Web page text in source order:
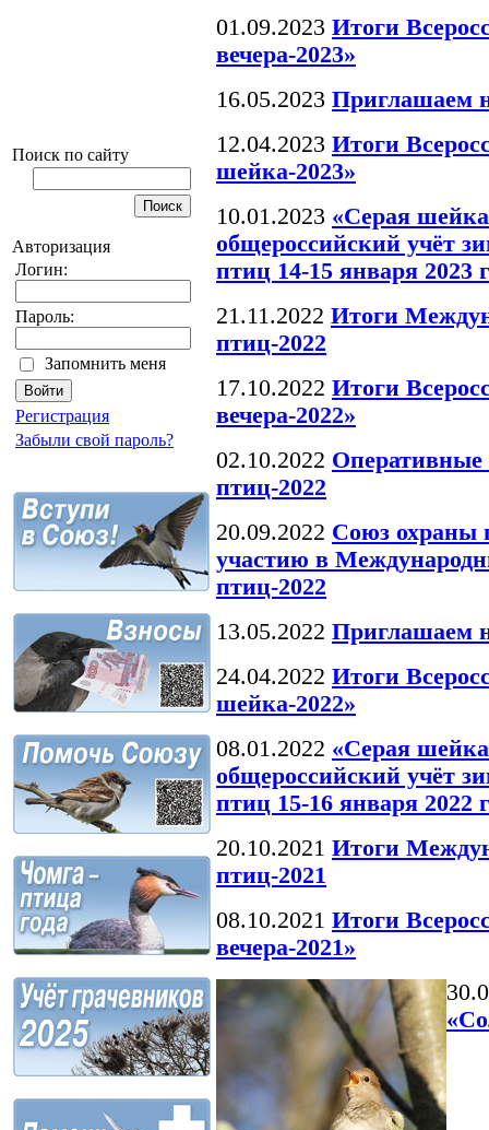
Поиск по сайту
Авторизация
Логин:
Пароль:
Запомнить меня
Регистрация
Забыли свой пароль?
01.09.2023 Итоги
вечера-2023»
16.05.2023 Приглашаем
12.04.2023 Итоги
шейка-2023»
10.01.2023 «Серая
общероссийский учёт
птиц 14-15 января 2023
21.11.2022 Итоги
птиц-2022
17.10.2022 Итоги
вечера-2022»
02.10.2022 Оперативные
птиц-2022
20.09.2022 Союз охраны
участию в
птиц-2022
13.05.2022 Приглашаем
24.04.2022 Итоги
шейка-2022»
08.01.2022 «Серая
общероссийский учёт
птиц 15-16 января 2022
20.10.2021 Итоги
птиц-2021
08.10.2021 Итоги
вечера-2021»